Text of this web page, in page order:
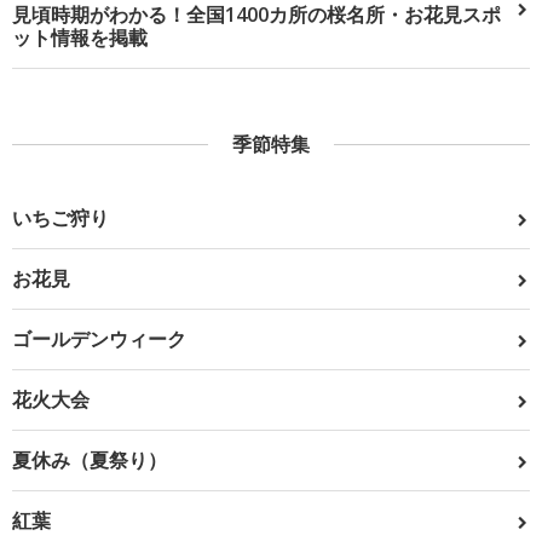
見頃時期がわかる！全国1400カ所の桜名所・お花見スポ
ット情報を掲載
季節特集
いちご狩り
お花見
ゴールデンウィーク
花火大会
夏休み（夏祭り）
紅葉